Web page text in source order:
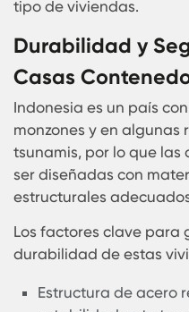
Pasos generales
Indonesia
Consulta con la
que la zona permite
Presentación del
con el Código
Indonesia (SNI 1726).
Obtención de un
Mendirikan
Inspecciones